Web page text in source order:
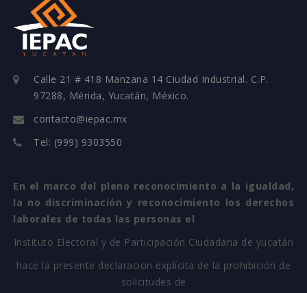
Calle 21 # 418 Manzana 14 Ciudad Industrial. C.P.
97288, Mérida, Yucatán, México.
contacto@iepac.mx
Tel: (999) 9303550
En el marco del pleno reconocimiento a la igualdad,
la no discriminación y reconocimiento los derechos
laborales de todas las personas el
Instituto Electoral y de Participación Ciudadana de yucatán
hace la presente declaracion explícita de la prohibición de
solicitudes de